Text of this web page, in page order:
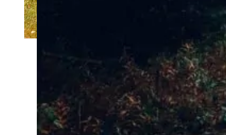
“C’est bien une régression
du droit de
l’environnement et de la
proposée”, estime la
Commission dans un avis
pris à l’unanimité et signé
par sa présidente Chantal
Les projets qui seront
ainsi exemptés
d’obligation de